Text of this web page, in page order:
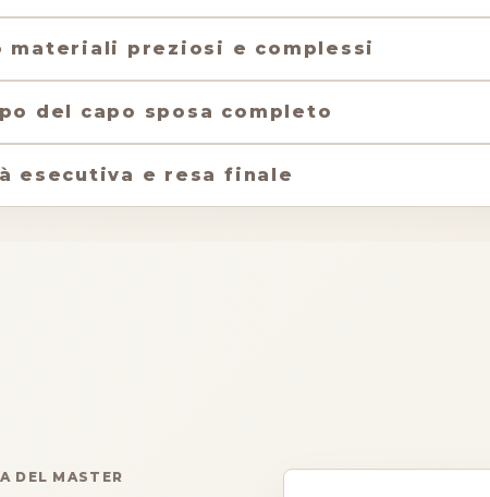
materiali preziosi e complessi
del capo sposa completo
esecutiva e resa finale
DEL MASTER